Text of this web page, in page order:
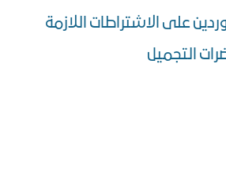
على الاشتراطات اللازمة
التجميل